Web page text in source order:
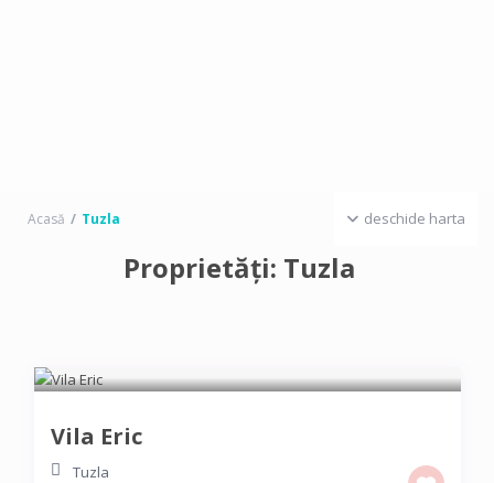
deschide harta
Acasă Tuzla
Proprietăți: Tuzla
Vila Eric
Tuzla